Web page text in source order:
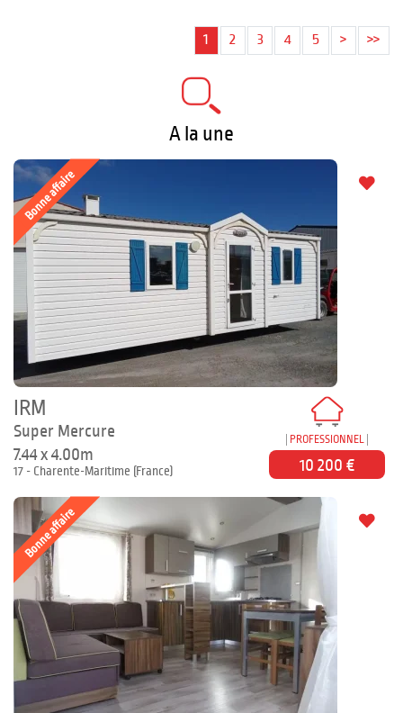
1 2 3 4 5 > >>
A la une
Bonne affaire
IRM
Super Mercure
7.44 x 4.00m
17 - Charente-Maritime (France)
PROFESSIONNEL
10 200 €
Bonne affaire